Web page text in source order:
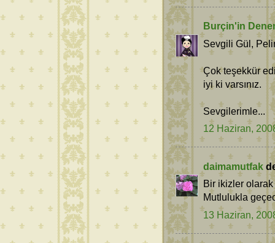
Burçin'in
Sevgili Gül,
Çok teşekkür
iyi ki varsınız.
Sevgilerimle...
12 Haziran,
daimamutfak
Bir ikizler
Mutlulukla
13 Haziran,